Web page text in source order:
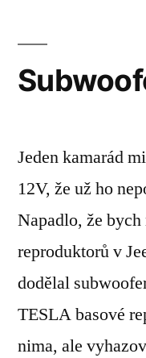
Jeden kamarád
12V, že už ho
Napadlo, že
reproduktorů v
dodělal
TESLA basové
nima, ale